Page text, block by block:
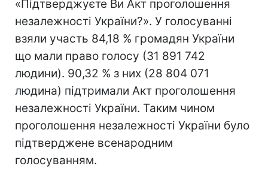
«Підтверджуєте Ви Акт проголошення
незалежності України?». У голосуванні
взяли участь 84,18 % громадян України
що мали право голосу (31 891 742
людини). 90,32 % з них (28 804 071
людина) підтримали Акт проголошення
незалежності України. Таким чином
проголошення незалежності України було
підтверджене всенародним
голосуванням.